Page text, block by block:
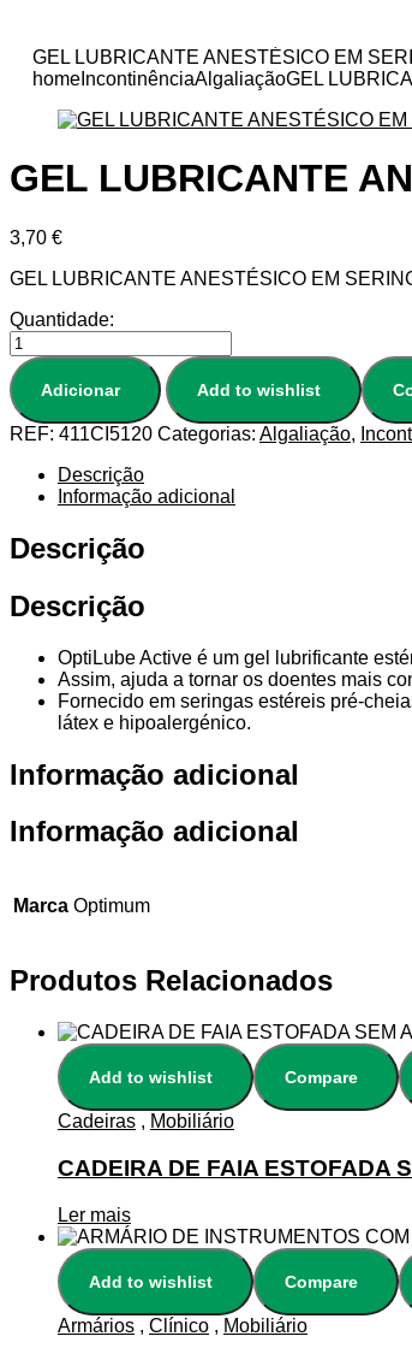
GEL LUBRICANTE ANESTÉSICO EM
home IncontinênciaAlgaliaçãoGEL
GEL LUBRICANTE
3,70 €
GEL LUBRICANTE ANESTÉSICO EM
Quantidade:
Adicionar Add to wishlist
REF: 411CI5120 Categorias: Algaliação,
Descrição
Informação adicional
Descrição
Descrição
OptiLube Active é um gel lubrificante
Assim, ajuda a tornar os doentes mais
Fornecido em seringas estéreis pré-
látex e hipoalergénico.
Informação adicional
Informação adicional
Marca Optimum
Produtos Relacionados
Add to wishlist Compare
Cadeiras , Mobiliário
CADEIRA DE FAIA ESTOFADA
Ler mais
Add to wishlist Compare
Armários , Clínico , Mobiliário